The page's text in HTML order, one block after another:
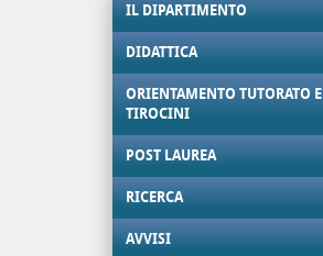
IL DIPARTIMENTO
DIDATTICA
ORIENTAMENTO TUTORATO E
TIROCINI
POST LAUREA
RICERCA
AVVISI